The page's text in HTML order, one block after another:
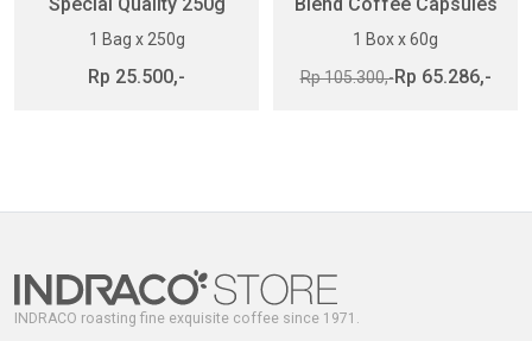
1 Bag x 250g
Rp 25.500,-
1 Box x 60g
Rp 105.300,-Rp 65.286,-
INDRACO roasting fine exquisite coffee since 1971.